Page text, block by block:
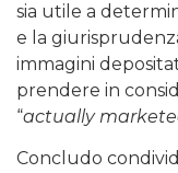
sia utile a
e la
immagini
prendere in
“actually
Concludo